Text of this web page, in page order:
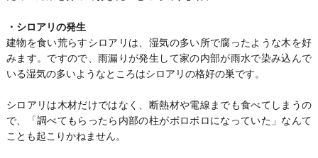
・シロアリの発生
建物を食い荒らすシロアリは、湿気の多い所で腐ったような木を好
みます。ですので、雨漏りが発生して家の内部が雨水で染み込んで
いる湿気の多いようなところはシロアリの格好の巣です。
シロアリは木材だけではなく、断熱材や電線までも食べてしまうの
で、「調べてもらったら内部の柱がボロボロになっていた」なんて
ことも起こりかねません。